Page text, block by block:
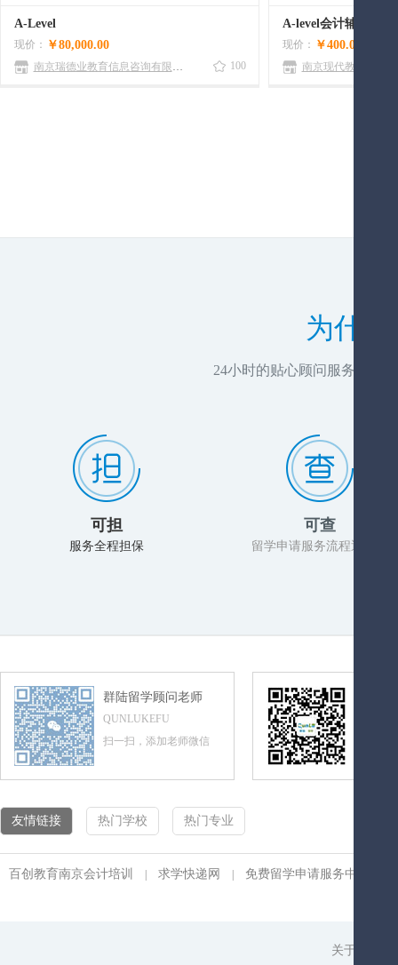
A-Level
现价： ￥80,000.00
100
A-level会计辅导（面
现价： ￥400.00
南京现代教育专修
为什
24小时的贴心顾问服务，推
可担
服务全程担保
可查
留学申请服务流程透明化
群陆留学顾问老师
QUNLUKEFU
扫一扫，添加老师微信
友情链接 热门学校 热门专业
百创教育南京会计培训 | 求学快递网 | 免费留学申请服务中心
关于我们